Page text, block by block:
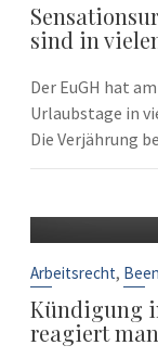
sind in
Der EuGH hat
Urlaubstage in
Die Verjährung
Arbeitsrecht,
Kündigung
reagiert